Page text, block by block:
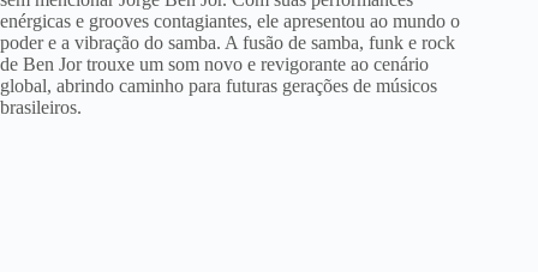
enérgicas e grooves contagiantes, ele apresentou ao mundo o
poder e a vibração do samba. A fusão de samba, funk e rock
de Ben Jor trouxe um som novo e revigorante ao cenário
global, abrindo caminho para futuras gerações de músicos
brasileiros.